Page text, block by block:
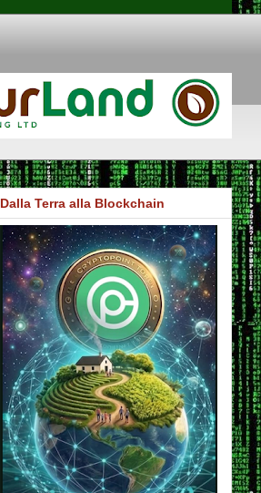
Dalla Terra alla Blockchain